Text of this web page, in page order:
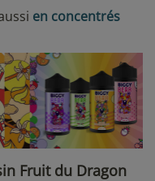
en concentrés
Fruit du Dragon